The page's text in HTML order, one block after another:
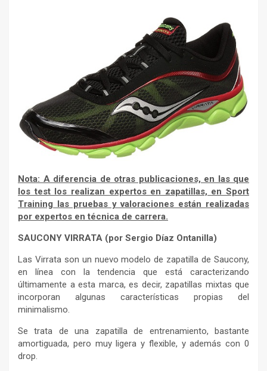
Nota: A diferencia de otras publicaciones, en las que
los test los realizan expertos en zapatillas, en Sport
Training las pruebas y valoraciones están realizadas
por expertos en técnica de carrera.
SAUCONY VIRRATA (por Sergio Díaz Ontanilla)
Las Virrata son un nuevo modelo de zapatilla de Saucony,
en línea con la tendencia que está caracterizando
últimamente a esta marca, es decir, zapatillas mixtas que
incorporan algunas características propias del
minimalismo.
Se trata de una zapatilla de entrenamiento, bastante
amortiguada, pero muy ligera y flexible, y además con 0
drop.